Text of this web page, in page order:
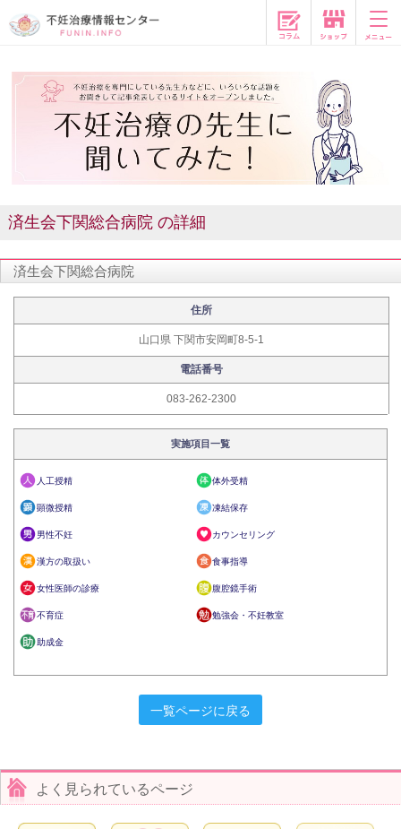
コラム
済生会下関総合病院 の詳細
済生会下関総合病院
住所
山口県 下関市安岡町8-5-1
電話番号
083-262-2300
実施項目一覧
人工授精 体外受精
顕微授精 凍結保存
男性不妊 カウンセリング
漢方の取扱い 食事指導
女性医師の診療 腹腔鏡手術
不育症 勉強会・不妊教室
助成金
一覧ページに戻る
よく見られているページ